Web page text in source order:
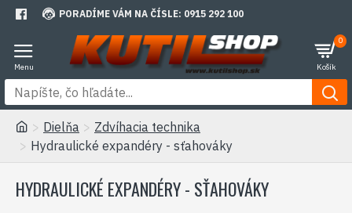
PORADÍME VÁM NA ČÍSLE: 0915 292 100
0
Dielňa
Zdvíhacia technika
Hydraulické expandéry - sťahováky
HYDRAULICKÉ EXPANDÉRY - SŤAHOVÁKY